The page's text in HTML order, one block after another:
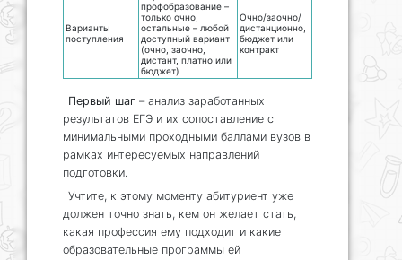
Варианты
поступления
профобразование –
только очно,
остальные – любой
доступный вариант
(очно, заочно,
дистант, платно или
бюджет)
Очно/заочно/
дистанционно,
бюджет или
контракт
Первый шаг – анализ заработанных
результатов ЕГЭ и их сопоставление с
минимальными проходными баллами вузов в
рамках интересуемых направлений
подготовки.
Учтите, к этому моменту абитуриент уже
должен точно знать, кем он желает стать,
какая профессия ему подходит и какие
образовательные программы ей